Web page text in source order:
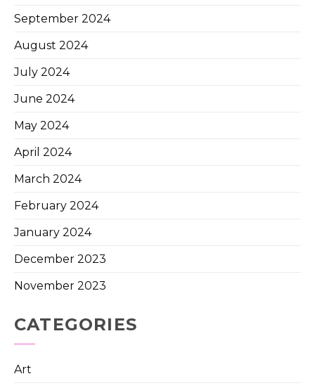
September 2024
August 2024
July 2024
June 2024
May 2024
April 2024
March 2024
February 2024
January 2024
December 2023
November 2023
CATEGORIES
Art